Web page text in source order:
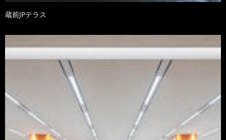
蔵前JPテラス